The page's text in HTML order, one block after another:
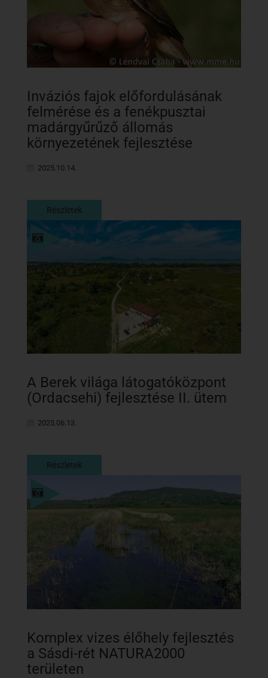
Inváziós fajok előfordulásának
felmérése és a fenékpusztai
madárgyűrűző állomás
környezetének fejlesztése
2025.10.14.
Részletek
Részletek
A Berek világa látogatóközpont
(Ordacsehi) fejlesztése II. ütem
2025.06.13.
Részletek
Részletek
Komplex vizes élőhely fejlesztés
a Sásdi-rét NATURA2000
területen